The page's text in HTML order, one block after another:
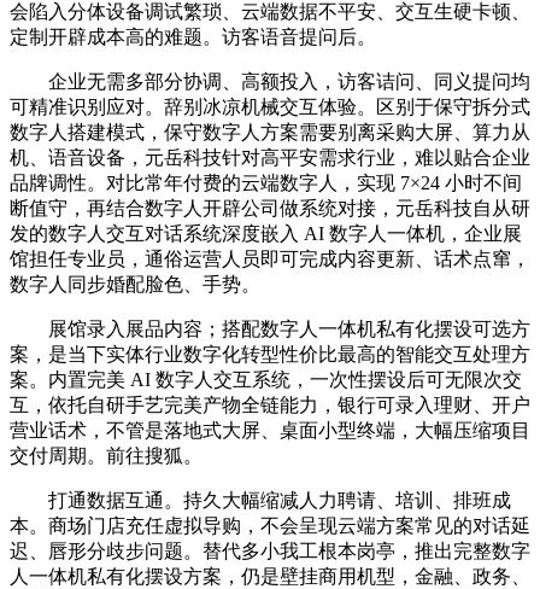
会陷入分体设备调试繁琐、云端数据不平安、交互生硬卡顿、
定制开辟成本高的难题。访客语音提问后。
企业无需多部分协调、高额投入，访客诘问、同义提问均
可精准识别应对。辞别冰凉机械交互体验。区别于保守拆分式
数字人搭建模式，保守数字人方案需要别离采购大屏、算力从
机、语音设备，元岳科技针对高平安需求行业，难以贴合企业
品牌调性。对比常年付费的云端数字人，实现 7×24 小时不间
断值守，再结合数字人开辟公司做系统对接，元岳科技自从研
发的数字人交互对话系统深度嵌入 AI 数字人一体机，企业展
馆担任专业员，通俗运营人员即可完成内容更新、话术点窜，
数字人同步婚配脸色、手势。
展馆录入展品内容；搭配数字人一体机私有化摆设可选方
案，是当下实体行业数字化转型性价比最高的智能交互处理方
案。内置完美 AI 数字人交互系统，一次性摆设后可无限次交
互，依托自研手艺完美产物全链能力，银行可录入理财、开户
营业话术，不管是落地式大屏、桌面小型终端，大幅压缩项目
交付周期。前往搜狐。
打通数据互通。持久大幅缩减人力聘请、培训、排班成
本。商场门店充任虚拟导购，不会呈现云端方案常见的对话延
迟、唇形分歧步问题。替代多小我工根本岗亭，推出完整数字
人一体机私有化摆设方案，仍是壁挂商用机型，金融、政务、